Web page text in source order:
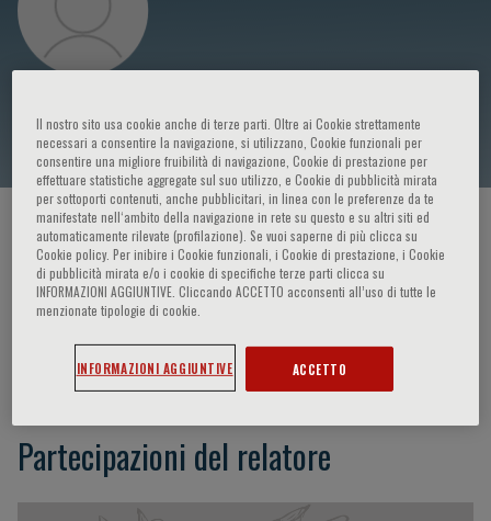
Reuven Or
HOME PAGE / CORSI ED EVENTI / RELATORE
Reuven Or
Partecipazioni del relatore
Il nostro sito usa cookie anche di terze parti. Oltre ai Cookie strettamente
necessari a consentire la navigazione, si utilizzano, Cookie funzionali per
consentire una migliore fruibilità di navigazione, Cookie di prestazione per
effettuare statistiche aggregate sul suo utilizzo, e Cookie di pubblicità mirata
per sottoporti contenuti, anche pubblicitari, in linea con le preferenze da te
manifestate nell‘ambito della navigazione in rete su questo e su altri siti ed
automaticamente rilevate (profilazione). Se vuoi saperne di più clicca su
Cookie policy. Per inibire i Cookie funzionali, i Cookie di prestazione, i Cookie
di pubblicità mirata e/o i cookie di specifiche terze parti clicca su
INFORMAZIONI AGGIUNTIVE. Cliccando ACCETTO acconsenti all’uso di tutte le
menzionate tipologie di cookie.
INFORMAZIONI AGGIUNTIVE ACCETTO